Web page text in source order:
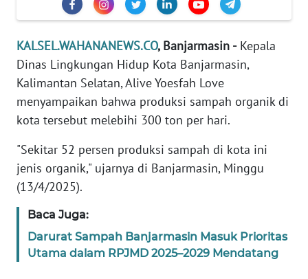
KALSEL.WAHANANEWS.CO, Banjarmasin -Kepala
Dinas Lingkungan Hidup Kota Banjarmasin,
Kalimantan Selatan, Alive Yoesfah Love
menyampaikan bahwa produksi sampah organik di
kota tersebut melebihi 300 ton per hari.
"Sekitar 52 persen produksi sampah di kota ini
jenis organik," ujarnya di Banjarmasin, Minggu
(13/4/2025).
Baca Juga:
Darurat Sampah Banjarmasin Masuk Prioritas
Utama dalam RPJMD 2025–2029 Mendatang
KARIR
DISCLAIMER
Wahana
Regional
WN
SUMUT
WN
JAKARTA